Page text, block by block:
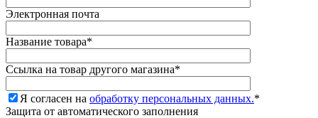
Электронная почта
Название товара*
Ссылка на товар другого магазина*
Я согласен на обработку персональных данных.*
Защита от автоматического заполнения